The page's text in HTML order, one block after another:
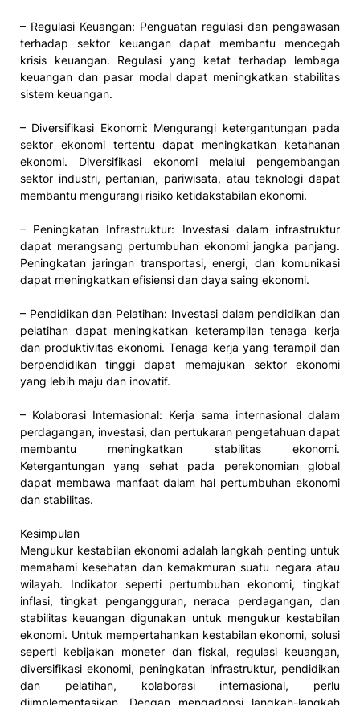
– Regulasi Keuangan: Penguatan regulasi dan pengawasan
terhadap sektor keuangan dapat membantu mencegah
krisis keuangan. Regulasi yang ketat terhadap lembaga
keuangan dan pasar modal dapat meningkatkan stabilitas
sistem keuangan.
– Diversifikasi Ekonomi: Mengurangi ketergantungan pada
sektor ekonomi tertentu dapat meningkatkan ketahanan
ekonomi. Diversifikasi ekonomi melalui pengembangan
sektor industri, pertanian, pariwisata, atau teknologi dapat
membantu mengurangi risiko ketidakstabilan ekonomi.
– Peningkatan Infrastruktur: Investasi dalam infrastruktur
dapat merangsang pertumbuhan ekonomi jangka panjang.
Peningkatan jaringan transportasi, energi, dan komunikasi
dapat meningkatkan efisiensi dan daya saing ekonomi.
– Pendidikan dan Pelatihan: Investasi dalam pendidikan dan
pelatihan dapat meningkatkan keterampilan tenaga kerja
dan produktivitas ekonomi. Tenaga kerja yang terampil dan
berpendidikan tinggi dapat memajukan sektor ekonomi
yang lebih maju dan inovatif.
– Kolaborasi Internasional: Kerja sama internasional dalam
perdagangan, investasi, dan pertukaran pengetahuan dapat
membantu meningkatkan stabilitas ekonomi.
Ketergantungan yang sehat pada perekonomian global
dapat membawa manfaat dalam hal pertumbuhan ekonomi
dan stabilitas.
Kesimpulan
Mengukur kestabilan ekonomi adalah langkah penting untuk
memahami kesehatan dan kemakmuran suatu negara atau
wilayah. Indikator seperti pertumbuhan ekonomi, tingkat
inflasi, tingkat pengangguran, neraca perdagangan, dan
stabilitas keuangan digunakan untuk mengukur kestabilan
ekonomi. Untuk mempertahankan kestabilan ekonomi, solusi
seperti kebijakan moneter dan fiskal, regulasi keuangan,
diversifikasi ekonomi, peningkatan infrastruktur, pendidikan
dan pelatihan, kolaborasi internasional, perlu
diimplementasikan. Dengan mengadopsi langkah-langkah